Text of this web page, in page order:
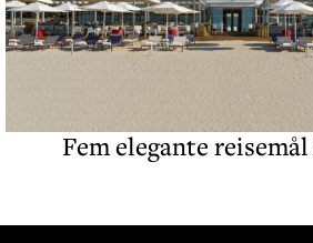
Fem elegante